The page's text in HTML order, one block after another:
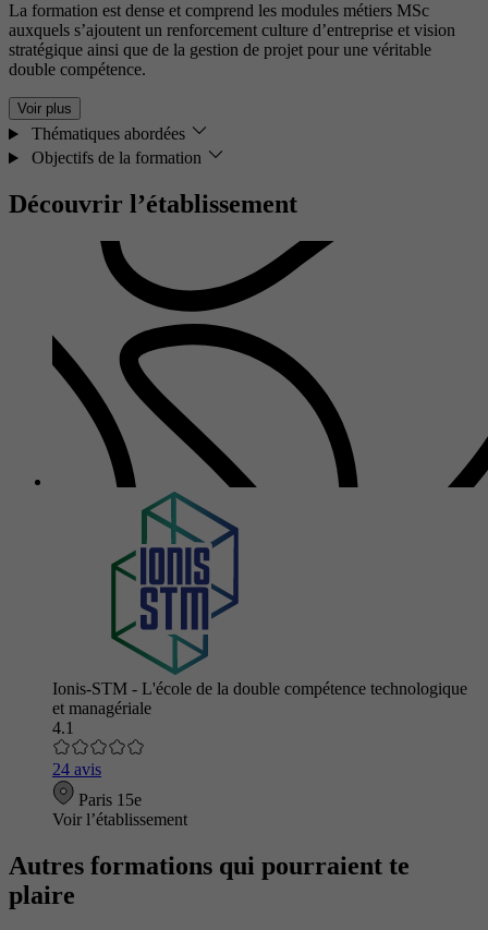
La formation est dense et comprend les modules métiers MSc
auxquels s’ajoutent un renforcement culture d’entreprise et vision
stratégique ainsi que de la gestion de projet pour une véritable
double compétence.
Voir plus
Thématiques abordées
Objectifs de la formation
Découvrir l’établissement
Ionis-STM - L'école de la double compétence technologique
et managériale
4.1
24 avis
Paris 15e
Voir l’établissement
Autres formations qui pourraient te
plaire